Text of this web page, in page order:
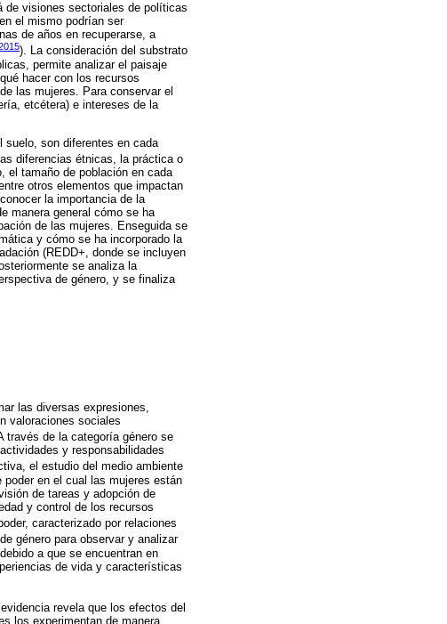
de visiones sectoriales de políticas
el mismo podrían ser
de años en recuperarse, a
2015). La consideración del substrato
permite analizar el paisaje
hacer con los recursos
las mujeres. Para conservar el
etcétera) e intereses de la
suelo, son diferentes en cada
diferencias étnicas, la práctica o
el tamaño de población en cada
otros elementos que impactan
la importancia de la
manera general cómo se ha
de las mujeres. Enseguida se
y cómo se ha incorporado la
(REDD+, donde se incluyen
se analiza la
de género, y se finaliza
las diversas expresiones,
valoraciones sociales
través de la categoría género se
y responsabilidades
el estudio del medio ambiente
en el cual las mujeres están
de tareas y adopción de
y control de los recursos
caracterizado por relaciones
género para observar y analizar
a que se encuentran en
de vida y características
evidencia revela que los efectos del
los experimentan de manera